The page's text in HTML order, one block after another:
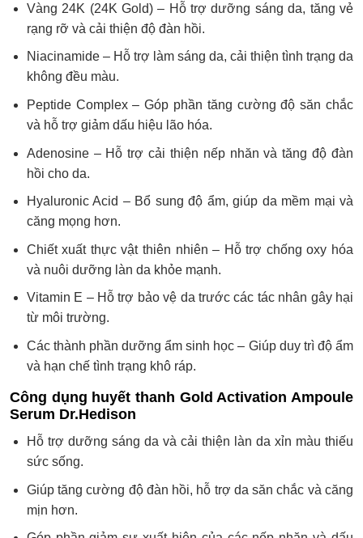
Vàng 24K (24K Gold) – Hỗ trợ dưỡng sáng da, tăng vẻ
rạng rỡ và cải thiện độ đàn hồi.
Niacinamide – Hỗ trợ làm sáng da, cải thiện tình trạng da
không đều màu.
Peptide Complex – Góp phần tăng cường độ săn chắc
và hỗ trợ giảm dấu hiệu lão hóa.
Adenosine – Hỗ trợ cải thiện nếp nhăn và tăng độ đàn
hồi cho da.
Hyaluronic Acid – Bổ sung độ ẩm, giúp da mềm mại và
căng mọng hơn.
Chiết xuất thực vật thiên nhiên – Hỗ trợ chống oxy hóa
và nuôi dưỡng làn da khỏe mạnh.
Vitamin E – Hỗ trợ bảo vệ da trước các tác nhân gây hại
từ môi trường.
Các thành phần dưỡng ẩm sinh học – Giúp duy trì độ ẩm
và hạn chế tình trạng khô ráp.
Công dụng huyết thanh Gold Activation Ampoule
Serum Dr.Hedison
Hỗ trợ dưỡng sáng da và cải thiện làn da xỉn màu thiếu
sức sống.
Giúp tăng cường độ đàn hồi, hỗ trợ da săn chắc và căng
mịn hơn.